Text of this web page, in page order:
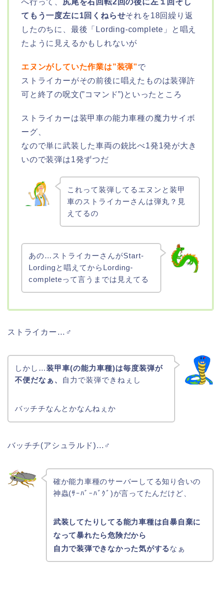
へ行って、 尻尾を右回転2回の後に左１回そし
てもう一度左に1回くねらせそれを18回繰り返
したのちに、最後「Lording-complete」と唱え
たように見えるかもしれないが
エヌンがしていた作業は”装弾”で
ストライカーがその前後に唱えたものは装弾許
可と終了の呪文(”コマンド”)といったところ
ストライカーは装甲車の能力車種の魔力サイボ
ーグ、
なので単に武装した車両の銃比べ1発1発が大き
いので装弾は1発ずつだ
これって装弾してるエヌンと装甲
車のストライカーさんは弾丸？見
えてるの
あの…ストライカーさんがStart-
Lordingと唱えてからLording-
completeって言うまでは見えてる
ストライカー…♂
しかし…装甲車(の能力車種)は毎度装弾が
不便だなぁ、
自力で装弾できねぇし
バッチチなんとかなんねぇか
バッチチ(アシュラルド)…♂
確か能力車種のサーバーしてる知り合いの
神蟲(ｻｰﾊﾞｰﾊﾞｸﾞ)が言ってたんだけど、
武装してたりしてる能力車種は自暴自棄に
なって暴れたら危険だから
自力で装弾できなかった気がするなぁ